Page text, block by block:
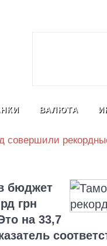
ВАЛЮТА
совершили
бюджет
грн
на 33,7